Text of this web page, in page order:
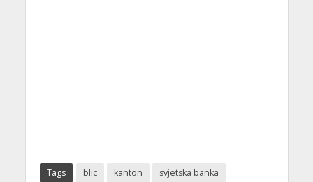
Tags blic kanton svjetska banka